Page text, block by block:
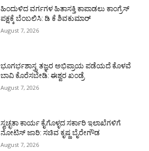
ಹಿಂದುಳಿದ ವರ್ಗಗಳ ಹಿತಾಸಕ್ತಿ ಕಾಪಾಡಲು ಕಾಂಗ್ರೆಸ್
ಪಕ್ಷಕ್ಕೆ ಬೆಂಬಲಿಸಿ: ಡಿ ಕೆ ಶಿವಕುಮಾರ್
August 7, 2026
ಭೂಗರ್ಭಶಾಸ್ತ್ರ ತಜ್ಞರ ಅಭಿಪ್ರಾಯ ಪಡೆಯದೆ ಕೊಳವೆ
ಬಾವಿ ಕೊರೆಸಬೇಡಿ: ಈಶ್ವರ ಖಂಡ್ರೆ
August 7, 2026
ಸ್ವಚ್ಛತಾ ಕಾರ್ಯ ಕೈಗೊಳ್ಳದ ಸರ್ಕಾರಿ ಇಲಾಖೆಗಳಿಗೆ
ನೋಟಿಸ್ ಜಾರಿ: ಸಚಿವ ಕೃಷ್ಣ ಬೈರೇಗೌಡ
August 7, 2026